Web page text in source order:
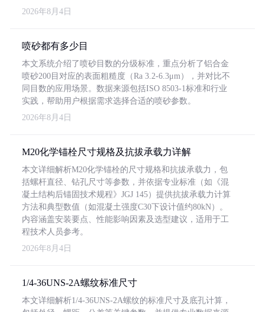
2026年8月4日
喷砂都有多少目
本文系统介绍了喷砂目数的分级标准，重点分析了铝合金
喷砂200目对应的表面粗糙度（Ra 3.2-6.3μm），并对比不
同目数的应用场景。数据来源包括ISO 8503-1标准和行业
实践，帮助用户根据需求选择合适的喷砂参数。
2026年8月4日
M20化学锚栓尺寸规格及抗拔承载力详解
本文详细解析M20化学锚栓的尺寸规格和抗拔承载力，包
括螺杆直径、钻孔尺寸等参数，并依据专业标准（如《混
凝土结构后锚固技术规程》JGJ 145）提供抗拔承载力计算
方法和典型数值（如混凝土强度C30下设计值约80kN）。
内容涵盖安装要点、性能影响因素及选型建议，适用于工
程技术人员参考。
2026年8月4日
1/4-36UNS-2A螺纹标准尺寸
本文详细解析1/4-36UNS-2A螺纹的标准尺寸及底孔计算，